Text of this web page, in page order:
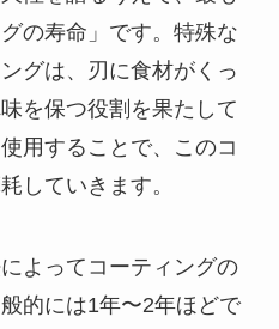
の寿命」です。特殊な
グは、刃に食材がくっ
を保つ役割を果たして
用することで、このコ
していきます。
よってコーティングの
的には1年〜2年ほどで